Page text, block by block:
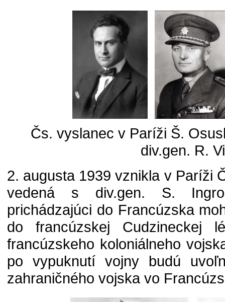
Čs. vyslanec v Paríži Š.
div.gen. R.
2. augusta 1939 vznikla v Paríži
vedená s div.gen. S.
prichádzajúci do Francúzska
do francúzskej Cudzineckej
francúzskeho koloniálneho
po vypuknutí vojny budú
zahraničného vojska vo